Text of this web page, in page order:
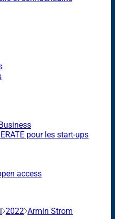
pour les start-ups
access
2022 Armin Strom